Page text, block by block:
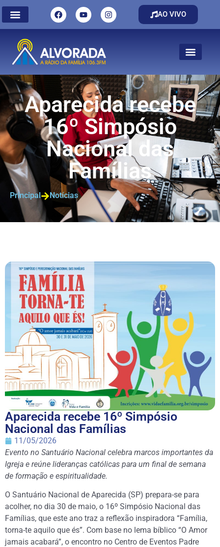
AO VIVO
Aparecida recebe
16º Simpósio
Nacional das
Famílias
Principal Notícias
Aparecida recebe 16º Simpósio
Nacional das Famílias
11/05/2026
Evento no Santuário Nacional celebra marcos importantes da
Igreja e reúne lideranças católicas para um final de semana
de formação e espiritualidade.
O Santuário Nacional de Aparecida (SP) prepara-se para
acolher, no dia 30 de maio, o 16º Simpósio Nacional das
Famílias, que este ano traz a reflexão inspiradora “Família,
torna-te aquilo que és”. Com base no lema bíblico “O Amor
jamais acabará”, o encontro no Centro de Eventos Padre